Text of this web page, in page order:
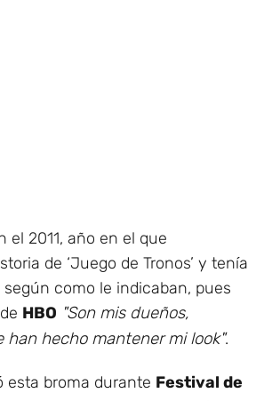
el 2011, año en el que
de ‘Juego de Tronos’ y tenía
como le indicaban, pues
HBO "Son mis dueños,
han hecho mantener mi look".
esta broma durante Festival de